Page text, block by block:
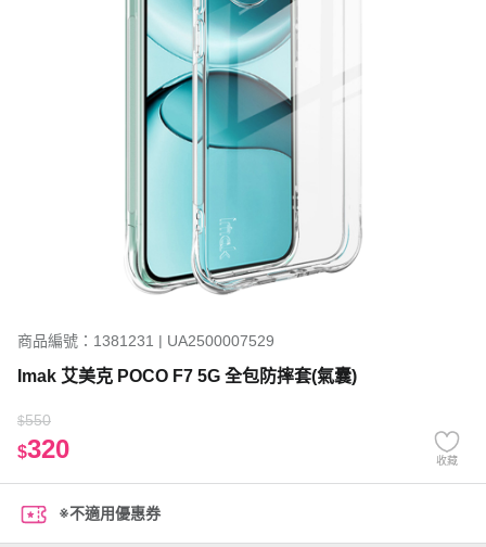
商品編號：1381231 | UA2500007529
Imak 艾美克 POCO F7 5G 全包防摔套(氣囊)
$550
$320 收藏
※不適用優惠券